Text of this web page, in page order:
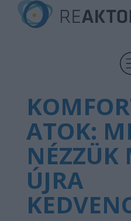
ATOK:
NÉZZÜK
ÚJRA